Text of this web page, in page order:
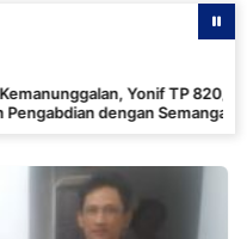
Yonif TP 820/DAAI
dengan Semangat